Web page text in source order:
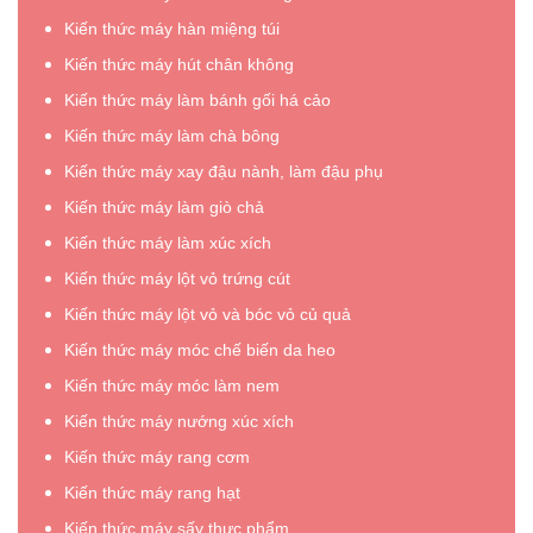
Kiến thức máy hàn miệng túi
Kiến thức máy hút chân không
Kiến thức máy làm bánh gối há cảo
Kiến thức máy làm chà bông
Kiến thức máy xay đậu nành, làm đậu phụ
Kiến thức máy làm giò chả
Kiến thức máy làm xúc xích
Kiến thức máy lột vỏ trứng cút
Kiến thức máy lột vỏ và bóc vỏ củ quả
Kiến thức máy móc chế biến da heo
Kiến thức máy móc làm nem
Kiến thức máy nướng xúc xích
Kiến thức máy rang cơm
Kiến thức máy rang hạt
Kiến thức máy sấy thực phẩm